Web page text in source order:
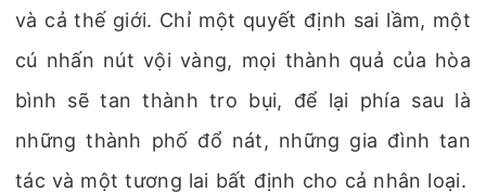
và cả thế giới. Chỉ một quyết định sai lầm, một
cú nhấn nút vội vàng, mọi thành quả của hòa
bình sẽ tan thành tro bụi, để lại phía sau là
những thành phố đổ nát, những gia đình tan
tác và một tương lai bất định cho cả nhân loại.